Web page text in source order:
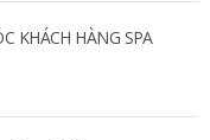
KHÁCH HÀNG SPA